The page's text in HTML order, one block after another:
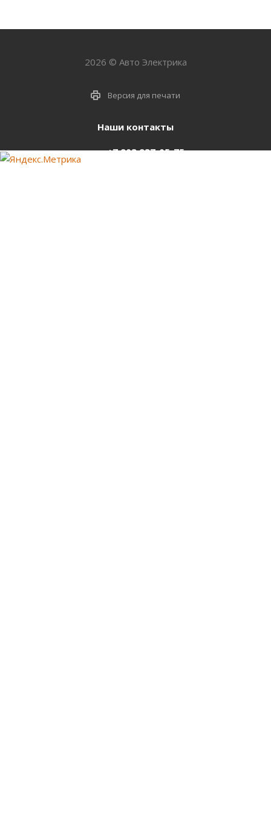
2026 © Авто Электрика
Версия для печати
Наши контакты
+7 903 937-05-75